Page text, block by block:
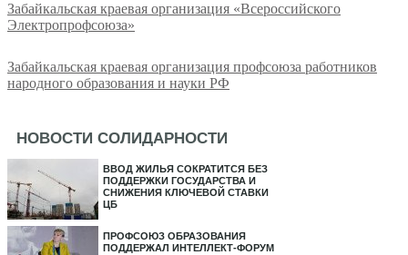
Забайкальская краевая организация «Всероссийского
Электропрофсоюза»
Забайкальская краевая организация профсоюза работников
народного образования и науки РФ
НОВОСТИ СОЛИДАРНОСТИ
ВВОД ЖИЛЬЯ СОКРАТИТСЯ БЕЗ
ПОДДЕРЖКИ ГОСУДАРСТВА И
СНИЖЕНИЯ КЛЮЧЕВОЙ СТАВКИ
ЦБ
ПРОФСОЮЗ ОБРАЗОВАНИЯ
ПОДДЕРЖАЛ ИНТЕЛЛЕКТ-ФОРУМ